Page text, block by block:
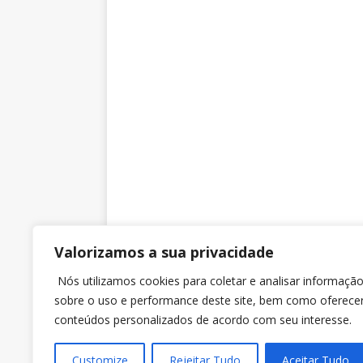
Valorizamos a sua privacidade
Nós utilizamos cookies para coletar e analisar informação
sobre o uso e performance deste site, bem como
conteúdos personalizados de acordo com seu interesse.
SINTRAJUSC
Rua dos Ilhéus nº 118 Sobreloja – Sala 3 – Ed.
Daux, Centro, Florianópolis (SC). CEP 88010-560.